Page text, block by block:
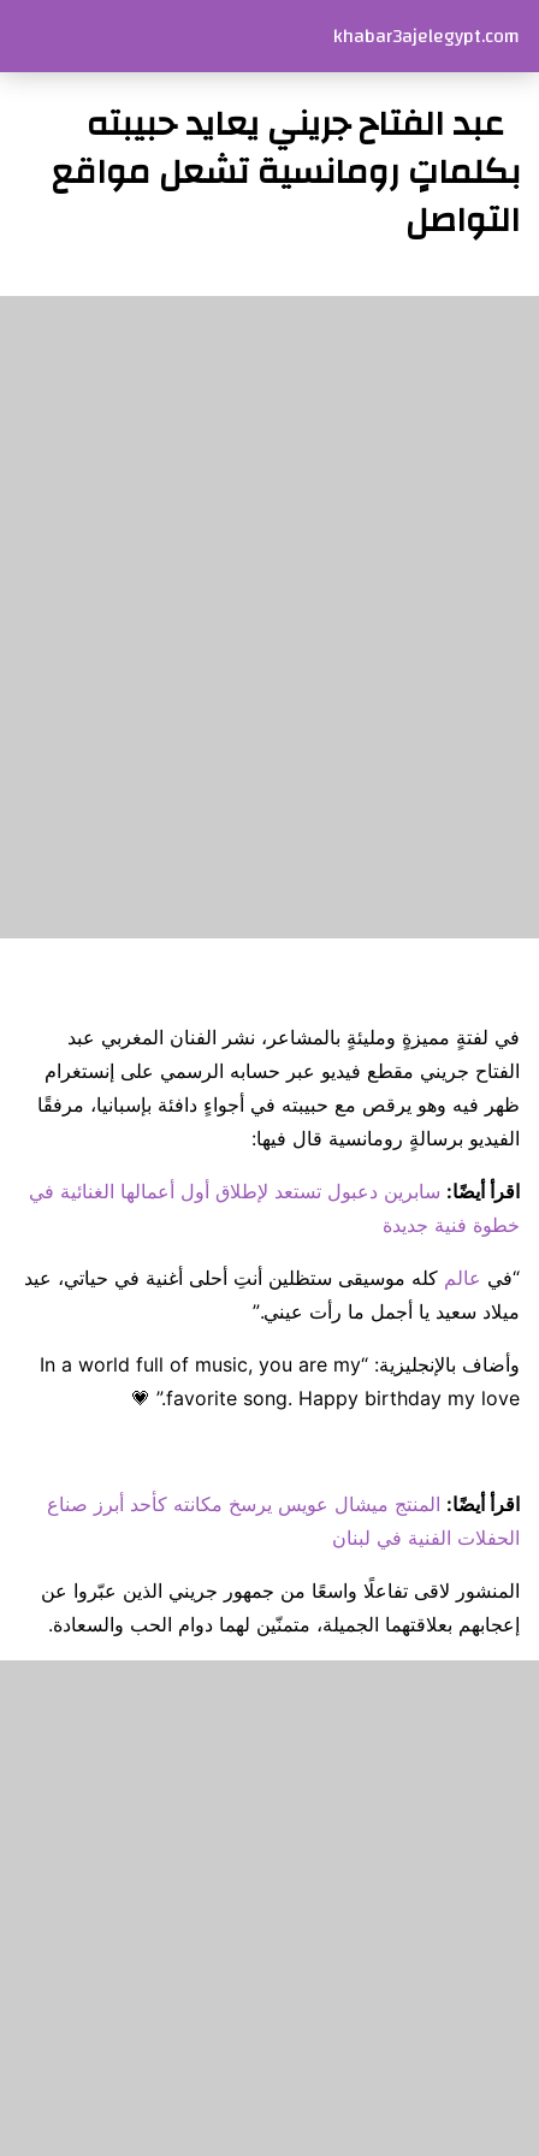
khabar3ajelegypt.com
عبد الفتاح جريني يعايد حبيبته
بكلماتٍ رومانسية تشعل مواقع
التواصل
في لفتةٍ مميزةٍ ومليئةٍ بالمشاعر، نشر الفنان المغربي عبد
الفتاح جريني مقطع فيديو عبر حسابه الرسمي على إنستغرام
ظهر فيه وهو يرقص مع حبيبته في أجواءٍ دافئة بإسبانيا، مرفقًا
الفيديو برسالةٍ رومانسية قال فيها:
اقرأ أيضًا: سابرين دعبول تستعد لإطلاق أول أعمالها الغنائية في
خطوة فنية جديدة
“في عالم كله موسيقى ستظلين أنتِ أحلى أغنية في حياتي، عيد
ميلاد سعيد يا أجمل ما رأت عيني.”
وأضاف بالإنجليزية: “In a world full of music, you are my
favorite song. Happy birthday my love.” 💗
اقرأ أيضًا: ​المنتج ميشال عويس يرسخ مكانته كأحد أبرز صناع
الحفلات الفنية في لبنان
المنشور لاقى تفاعلًا واسعًا من جمهور جريني الذين عبّروا عن
إعجابهم بعلاقتهما الجميلة، متمنّين لهما دوام الحب والسعادة.